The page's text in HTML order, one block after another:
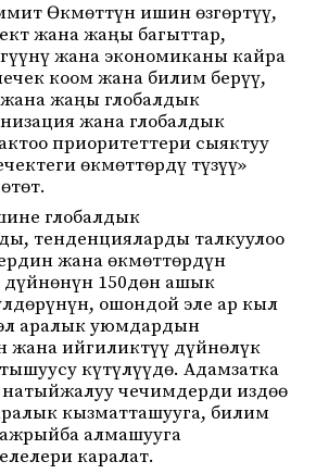
Өкмөттүн ишин өзгөртүү,
жана жаңы багыттар,
жана экономиканы кайра
коом жана билим берүү,
жана жаңы глобалдык
жана глобалдык
приоритеттери сыяктуу
өкмөттөрдү түзүү»
глобалдык
тенденцияларды талкуулоо
жана өкмөттөрдүн
150дөн ашык
ошондой эле ар кыл
аралык уюмдардын
жана ийгиликтүү дүйнөлүк
күтүлүүдө. Адамзатка
чечимдерди издөө
кызматташууга, билим
алмашууга
каралат.